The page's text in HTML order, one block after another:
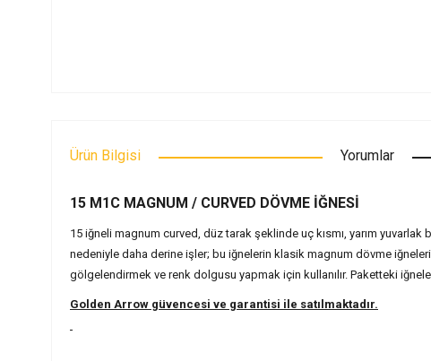
Ürün Bilgisi Yorumlar
15 M1C MAGNUM / CURVED DÖVME İĞNESİ
15 iğneli magnum curved, düz tarak şeklinde uç kısmı, yarım
nedeniyle daha derine işler; bu iğnelerin klasik magnum dövme
gölgelendirmek ve renk dolgusu yapmak için kullanılır. Paketteki
Golden Arrow güvencesi ve garantisi ile satılmaktadır.